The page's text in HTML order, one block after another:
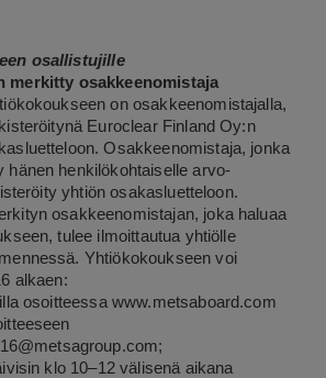
osallistujille
merkitty osakkeenomistaja
on osakkeenomistajalla,
Euroclear Finland Oy:n
Osakkeenomistaja, jonka
hänen henkilökohtaiselle arvo-
yhtiön osakasluetteloon.
osakkeenomistajan, joka haluaa
tulee ilmoittautua yhtiölle
Yhtiökokoukseen voi
alkaen:
osoitteessa www.metsaboard.com
klo 10–12 välisenä aikana